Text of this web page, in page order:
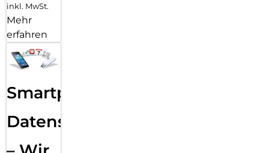
inkl. MwSt.
Mehr
erfahren
Smartphone
Datensicherung